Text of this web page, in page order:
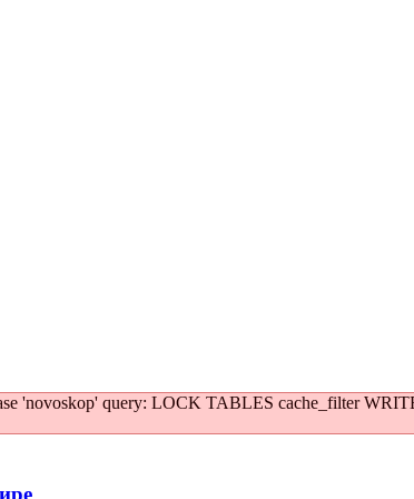
'novoskop' query: LOCK TABLES cache_filter